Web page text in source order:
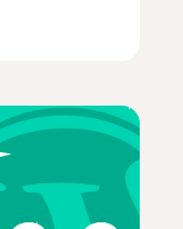
AI-